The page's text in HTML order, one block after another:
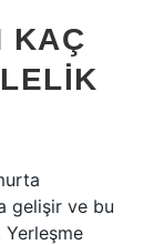
KAÇ
gelişir ve bu